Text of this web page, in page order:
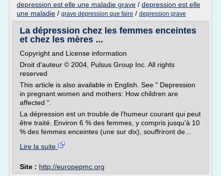
depression est elle une maladie grave / depression est elle
une maladie / grave depression que faire / depression grave
La dépression chez les femmes enceintes
et chez les mères ...
Copyright and License information
Droit d'auteur © 2004, Pulsus Group Inc. All rights
reserved
This article is also available in English. See " Depression
in pregnant women and mothers: How children are
affected ".
La dépression est un trouble de l'humeur courant qui peut
être traité. Environ 6 % des femmes, y compris jusqu'à 10
% des femmes enceintes (une sur dix), souffriront de...
Lire la suite
Site : http://europepmc.org